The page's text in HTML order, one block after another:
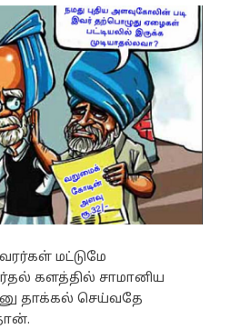
மட்டுமே
களத்தில் சாமானிய
தாக்கல் செய்வதே